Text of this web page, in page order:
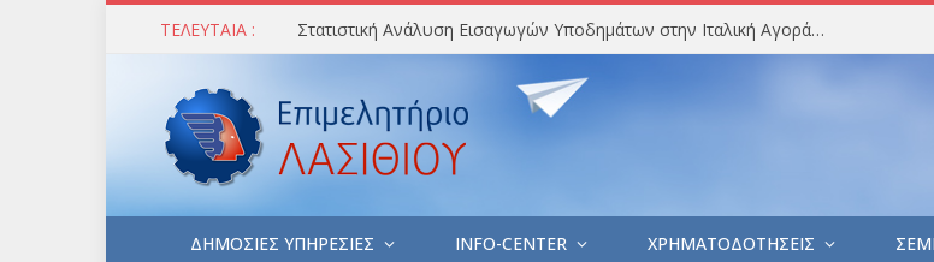
ΤΕΛΕΥΤΑΙΑ : Στατιστική Ανάλυση Εισαγωγών Υποδημάτων στην Ιταλική Αγορά (Ιούλιος 2026)
ΔΗΜΟΣΙΕΣ ΥΠΗΡΕΣΙΕΣ INFO-CENTER ΧΡΗΜΑΤΟΔΟΤΗΣΕΙΣ